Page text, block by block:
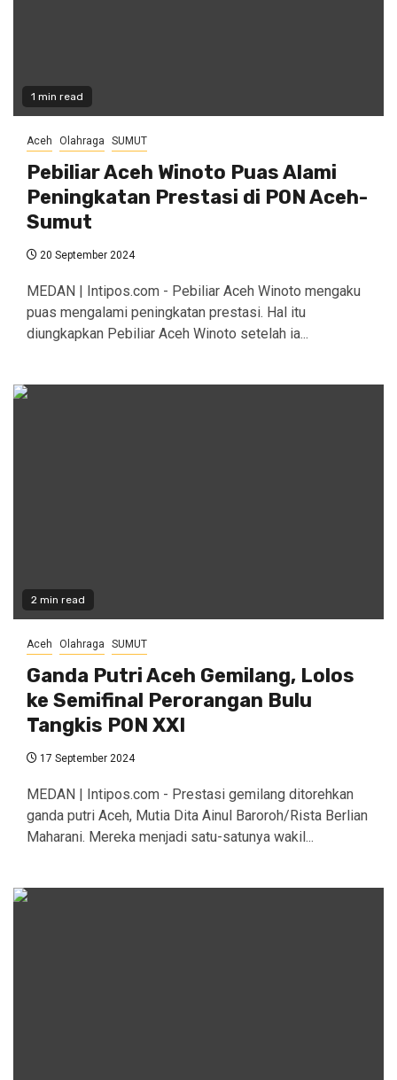
1 min read
Aceh Olahraga SUMUT
Pebiliar Aceh Winoto Puas Alami
Peningkatan Prestasi di PON Aceh-
Sumut
20 September 2024
MEDAN | Intipos.com - Pebiliar Aceh Winoto mengaku
puas mengalami peningkatan prestasi. Hal itu
diungkapkan Pebiliar Aceh Winoto setelah ia...
2 min read
Aceh Olahraga SUMUT
Ganda Putri Aceh Gemilang, Lolos
ke Semifinal Perorangan Bulu
Tangkis PON XXI
17 September 2024
MEDAN | Intipos.com - Prestasi gemilang ditorehkan
ganda putri Aceh, Mutia Dita Ainul Baroroh/Rista Berlian
Maharani. Mereka menjadi satu-satunya wakil...